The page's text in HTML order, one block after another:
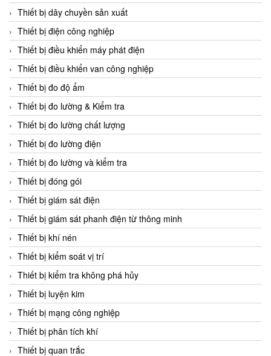
Celduc Vietnam
Cemb
Centec GmbH
CEQUBE
CHAUVIN ARNOUX
Checkline
Chino
Chiyoda Seiki
Chiyoda-Tsusho
Chongqing Huaneng
Chromalox
ChuanYi
CIC
Clage
Clake Fololo
Clark Cooper
CMC Ventilazione
Coax Valves Inc
Codel
Thiết bị dây chuyền sản xuất
Thiết bị điện công nghiệp
Thiết bị điều khiển máy phát điện
Thiết bị điều khiển van công nghiệp
Thiết bị đo độ ẩm
Thiết bị đo lường & Kiểm tra
Thiết bị đo lường chất lượng
Thiết bị đo lường điện
Thiết bị đo lường và kiểm tra
Thiết bị đóng gói
Thiết bị giám sát điện
Thiết bị giám sát phanh điện từ thông minh
Thiết bị khí nén
Thiết bị kiểm soát vị trí
Thiết bị kiểm tra không phá hủy
Thiết bị luyện kim
Thiết bị mạng công nghiệp
Thiết bị phân tích khí
Thiết bị quan trắc